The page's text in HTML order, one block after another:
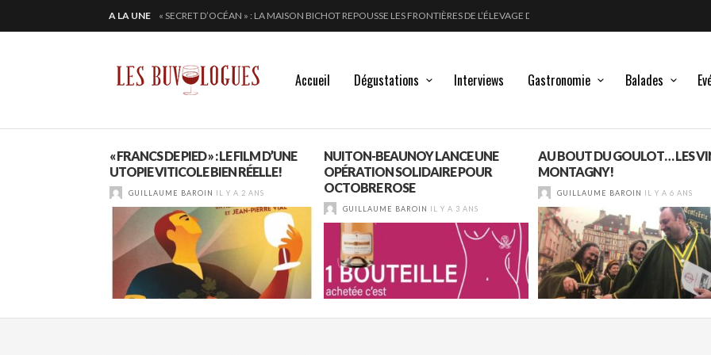
A LA UNE
ALTUGNAC, LE COEUR DE L’AUDE BAT PLUS FORT
CHEZ DOMINIQUE GRUHIER, C’EST BULLE, BLANC, ROUGE !
Accueil Dégustations Interviews Gastronomie Balades
« FRANCS DE PIED » : LE FILM D’UNE
UTOPIE VITICOLE BIEN RÉELLE!
GUILLAUME BAROIN IL Y A 2 ANS
NUITON-BEAUNOY LANCE UNE
OPÉRATION SOLIDAIRE POUR
OCTOBRE ROSE
GUILLAUME BAROIN IL Y A 3 ANS
AU BOUT DU GOULOT… LES
MONTAGNY!
GUILLAUME BAROIN IL Y A 6 ANS